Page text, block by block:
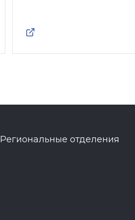
Региональные отделения